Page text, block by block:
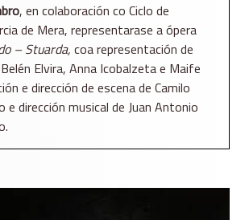
, en colaboración co Ciclo de
de Mera, representarase a ópera
– Stuarda, coa representación de
Elvira, Anna Icobalzeta e Maife
e dirección de escena de Camilo
e dirección musical de Juan Antonio